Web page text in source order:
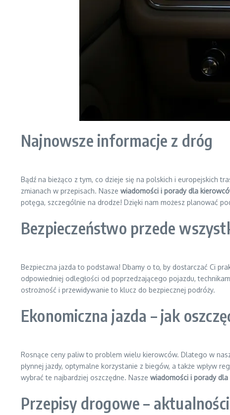
Najnowsze informacje z dróg
Bądź na bieżąco z tym, co dzieje się na polskich i europejskich
zmianach w przepisach. Nasze wiadomości i porady dla
potęga, szczególnie na drodze! Dzięki nam możesz planować
Bezpieczeństwo przede
Bezpieczna jazda to podstawa! Dbamy o to, by dostarczać Ci
odpowiedniej odległości od poprzedzającego pojazdu,
ostrożność i przewidywanie to klucz do bezpiecznej podróży.
Ekonomiczna jazda – jak
Rosnące ceny paliw to problem wielu kierowców. Dlatego w
płynnej jazdy, optymalne korzystanie z biegów, a także wpływ
wybrać te najbardziej oszczędne. Nasze wiadomości i porady
Przepisy drogowe –